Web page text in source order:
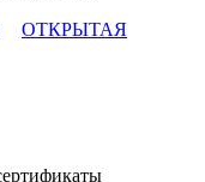
ОТКРЫТАЯ